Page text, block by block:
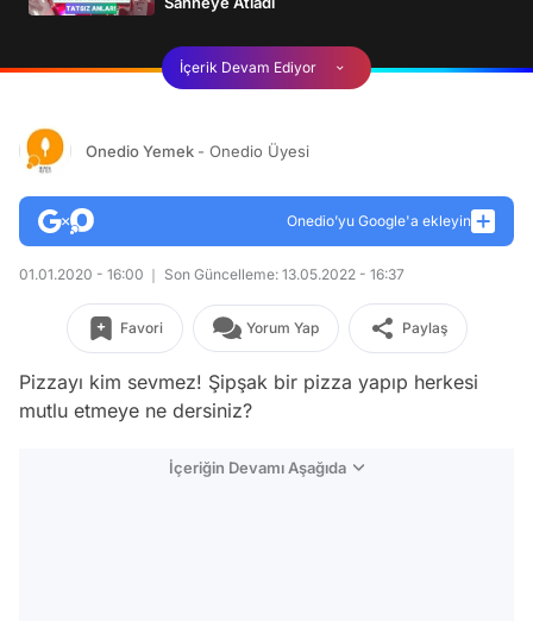
İçerik Devam Ediyor
Onedio Yemek - Onedio Üyesi
Onedio’yu Google'a ekleyin
01.01.2020 - 16:00 Son Güncelleme: 13.05.2022 - 16:37
Favori Yorum Yap Paylaş
Pizzayı kim sevmez! Şipşak bir pizza yapıp herkesi
mutlu etmeye ne dersiniz?
İçeriğin Devamı Aşağıda